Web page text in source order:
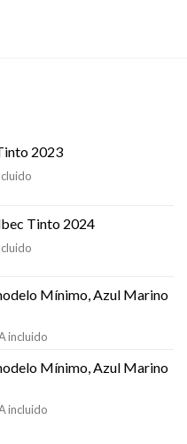
2023
€.
Tinto 2024
Mínimo, Azul Marino
€.
incluido
Mínimo, Azul Marino
incluido